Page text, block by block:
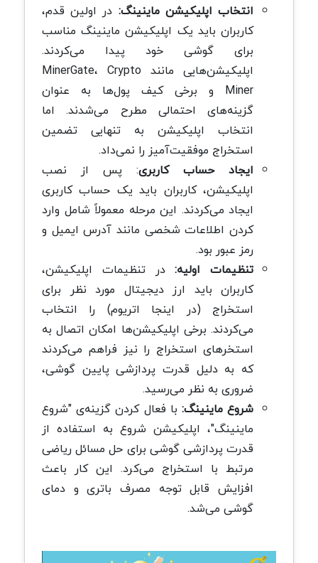
انتخاب اپلیکیشن ماینینگ: در اولین قدم،
کاربران باید یک اپلیکیشن ماینینگ مناسب
برای گوشی خود پیدا می‌کردند.
اپلیکیشن‌هایی مانند MinerGate، Crypto
Miner و برخی کیف پول‌ها به عنوان
گزینه‌های احتمالی مطرح می‌شدند. اما
انتخاب اپلیکیشن به تنهایی تضمین
استخراج موفقیت‌آمیز را نمی‌داد.
ایجاد حساب کاربری: پس از نصب
اپلیکیشن، کاربران باید یک حساب کاربری
ایجاد می‌کردند. این مرحله معمولاً شامل وارد
کردن اطلاعات شخصی مانند آدرس ایمیل و
رمز عبور بود.
تنظیمات اولیه:در تنظیمات اپلیکیشن،
کاربران باید ارز دیجیتال مورد نظر برای
استخراج (در اینجا اتریوم) را انتخاب
می‌کردند. برخی اپلیکیشن‌ها امکان اتصال به
استخرهای استخراج را نیز فراهم می‌کردند
که به دلیل قدرت پردازشی پایین گوشی،
ضروری به نظر می‌رسید.
شروع ماینینگ: با فعال کردن گزینه‌ی "شروع
ماینینگ"، اپلیکیشن شروع به استفاده از
قدرت پردازشی گوشی برای حل مسائل ریاضی
مرتبط با استخراج می‌کرد. این کار باعث
افزایش قابل توجه مصرف باتری و دمای
گوشی می‌شد.